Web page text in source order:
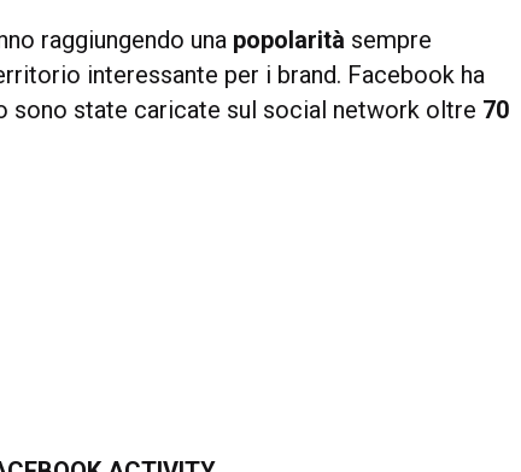
raggiungendo una popolarità sempre
interessante per i brand. Facebook ha
sono state caricate sul social network oltre 70